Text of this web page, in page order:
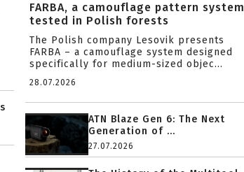
FARBA, a camouflage pattern system
tested in Polish forests
The Polish company Lesovik presents
FARBA – a camouflage system designed
specifically for medium-sized objec...
28.07.2026
ATN Blaze Gen 6: The Next
Generation of ...
27.07.2026